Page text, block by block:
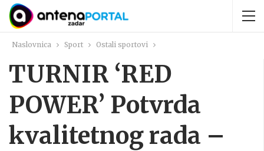
Naslovnica Sport Ostali sportovi
TURNIR ‘RED
POWER’ Potvrda
kvalitetnog rada –